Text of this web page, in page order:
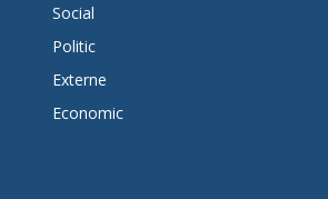
Social
Politic
Externe
Economic